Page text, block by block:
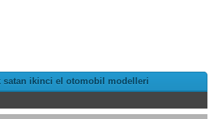
satan ikinci el otomobil modelleri